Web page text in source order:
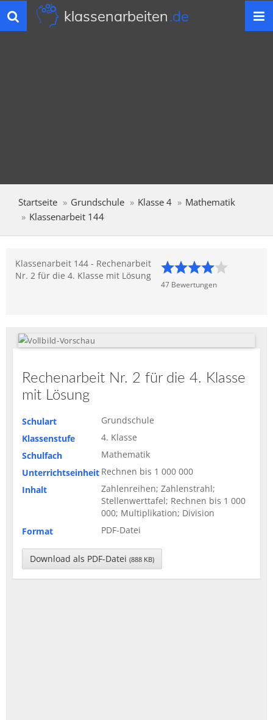
Toggle
navigation
klassenarbeiten.de
Startseite Grundschule Klasse 4
Mathematik
Klassenarbeit 144
Klassenarbeit 144 - Rechenarbeit
Nr. 2 für die 4. Klasse mit Lösung
47Bewertungen
Rechenarbeit Nr. 2 für die 4. Klasse
mit Lösung
Schulart
Grundschule
Klassenstufe
4. Klasse
Schulfach
Mathematik
Unterrichtseinheit Rechnen bis 1 000 000
Inhalt
Zahlenreihen; Zahlenstrahl;
Stellenwerttafel; Rechnen bis 1 000
000; Multiplikation; Division
Format
PDF-Datei
Download als PDF-Datei (888 KB)